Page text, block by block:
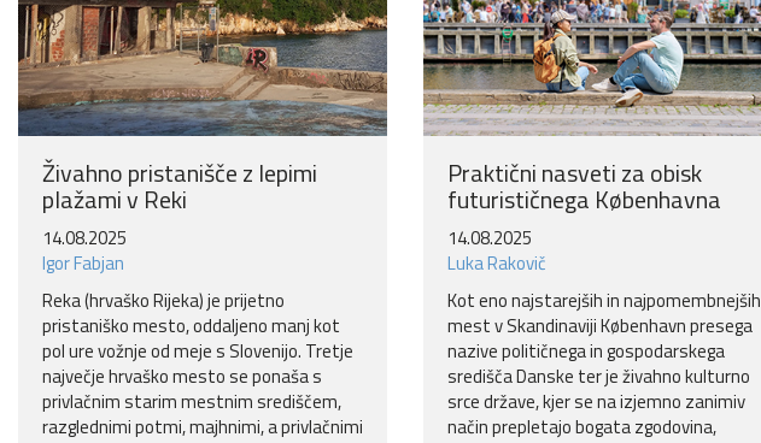
Živahno pristanišče z lepimi
plažami v Reki
14.08.2025
Igor Fabjan
Reka (hrvaško Rijeka) je prijetno
pristaniško mesto, oddaljeno manj kot
pol ure vožnje od meje s Slovenijo. Tretje
največje hrvaško mesto se ponaša s
privlačnim starim mestnim središčem,
razglednimi potmi, majhnimi, a privlačnimi
Praktični nasveti za obisk
futurističnega Københavna
14.08.2025
Luka Rakovič
Kot eno najstarejših in najpomembnejših
mest v Skandinaviji København presega
nazive političnega in gospodarskega
središča Danske ter je živahno kulturno
srce države, kjer se na izjemno zanimiv
način prepletajo bogata zgodovina,